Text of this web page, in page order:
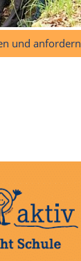
und anfordern